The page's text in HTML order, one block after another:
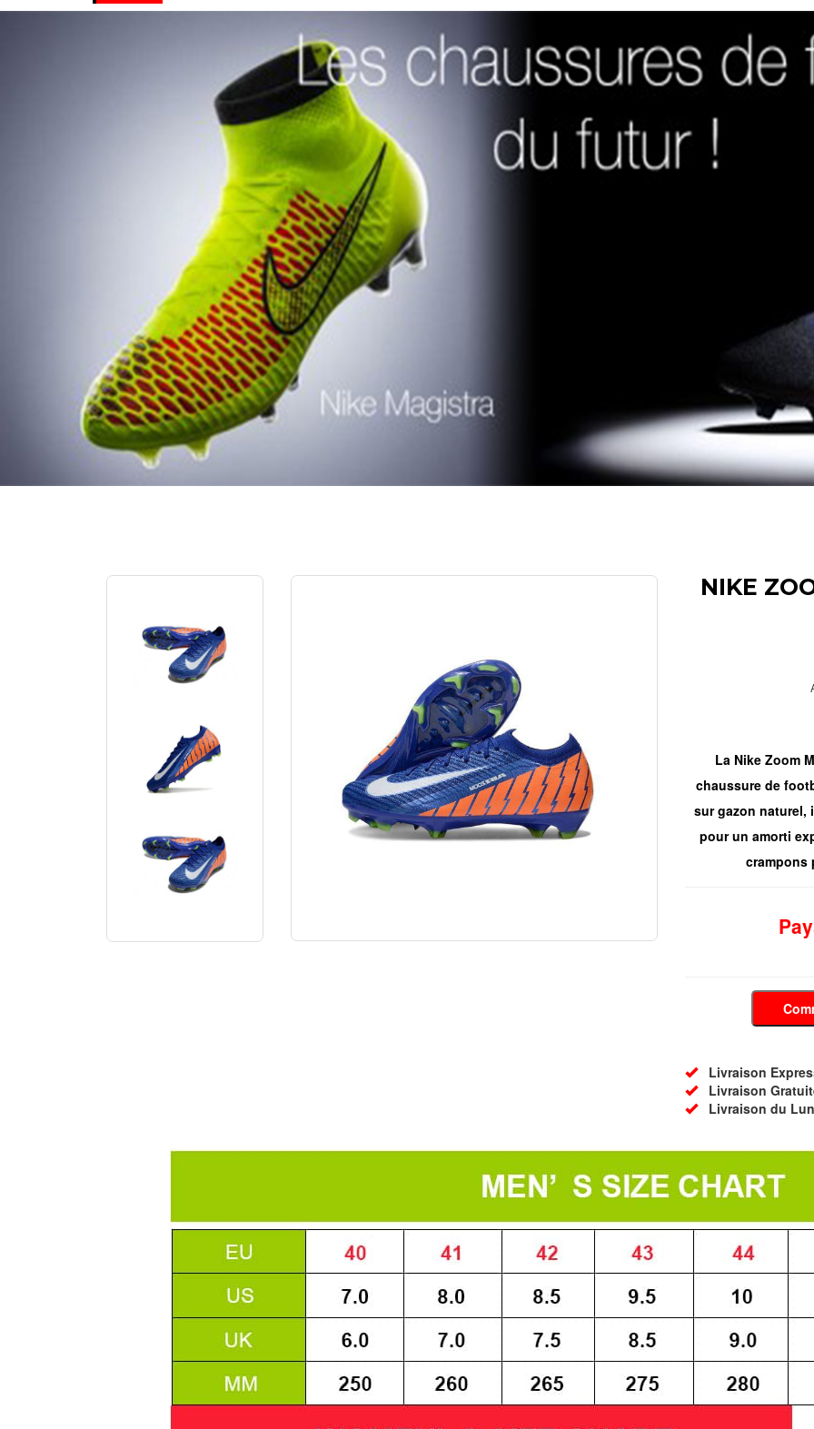
NIKE
La Nike Zoom
chaussure de
sur gazon naturel,
pour un amorti
crampons
Livraison
Livraison
Livraison du